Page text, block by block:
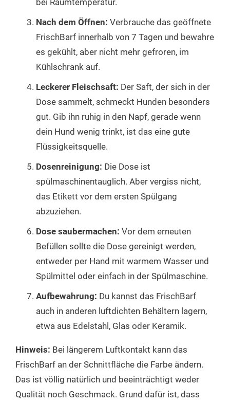
Nach dem Öffnen: Verbrauche das geöffnete
FrischBarf innerhalb von 7 Tagen und bewahre
es gekühlt, aber nicht mehr gefroren, im
Kühlschrank auf.
Leckerer Fleischsaft: Der Saft, der sich in der
Dose sammelt, schmeckt Hunden besonders
gut. Gib ihn ruhig in den Napf, gerade wenn
dein Hund wenig trinkt, ist das eine gute
Flüssigkeitsquelle.
Dosenreinigung: Die Dose ist
spülmaschinentauglich. Aber vergiss nicht,
das Etikett vor dem ersten Spülgang
abzuziehen.
Dose saubermachen: Vor dem erneuten
Befüllen sollte die Dose gereinigt werden,
entweder per Hand mit warmem Wasser und
Spülmittel oder einfach in der Spülmaschine.
Aufbewahrung: Du kannst das FrischBarf
auch in anderen luftdichten Behältern lagern,
etwa aus Edelstahl, Glas oder Keramik.
Hinweis: Bei längerem Luftkontakt kann das
FrischBarf an der Schnittfläche die Farbe ändern.
Das ist völlig natürlich und beeinträchtigt weder
Qualität noch Geschmack. Grund dafür ist, dass